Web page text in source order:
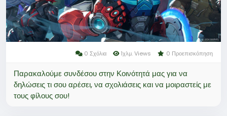
0 Σχόλια 1χλμ. Views 0 Προεπισκόπηση
Παρακαλούμε συνδέσου στην Κοινότητά μας για να
δηλώσεις τι σου αρέσει, να σχολιάσεις και να μοιραστείς με
τους φίλους σου!